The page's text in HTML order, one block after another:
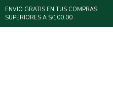
ENVIO GRATIS EN TUS COMPRAS
SUPERIORES A S/100.00